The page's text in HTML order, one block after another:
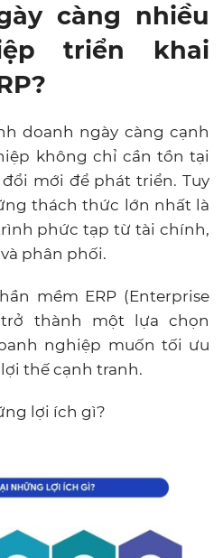
càng nhiều
triển khai
doanh ngày càng cạnh
không chỉ cần tồn tại
mới để phát triển. Tuy
thách thức lớn nhất là
phức tạp từ tài chính,
phân phối.
mềm ERP (Enterprise
trở thành một lựa chọn
nghiệp muốn tối ưu
thế cạnh tranh.
lợi ích gì?